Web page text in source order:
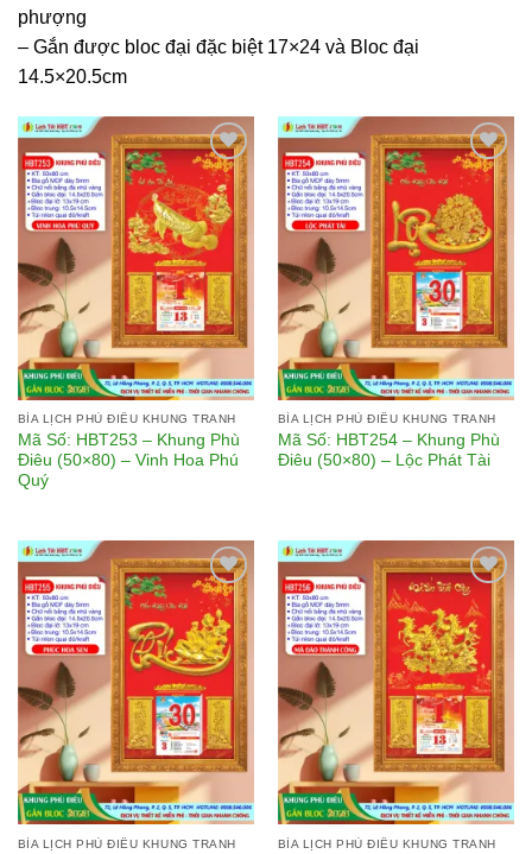
phượng
– Gắn được bloc đại đặc biệt 17×24 và Bloc đại
14.5×20.5cm
Add to
wishlist
BÌA LỊCH PHÙ ĐIÊU KHUNG TRANH
Mã Số: HBT253 – Khung Phù
Điêu (50×80) – Vinh Hoa Phú
Quý
Add to
wishlist
BÌA LỊCH PHÙ ĐIÊU KHUNG TRANH
Mã Số: HBT254 – Khung Phù
Điêu (50×80) – Lộc Phát Tài
Add to
wishlist
BÌA LỊCH PHÙ ĐIÊU KHUNG TRANH
Add to
wishlist
BÌA LỊCH PHÙ ĐIÊU KHUNG TRANH